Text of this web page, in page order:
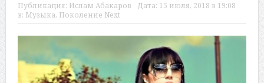
Публикация: Ислам Абакаров Дата: 15 июля, 2018 в 19:08
в: Музыка, Поколение Next